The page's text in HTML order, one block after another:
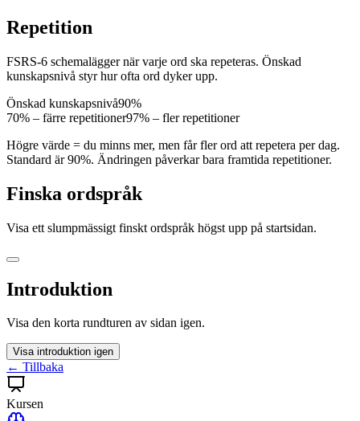
Repetition
FSRS-6 schemalägger när varje ord ska repeteras. Önskad
kunskapsnivå styr hur ofta ord dyker upp.
Önskad kunskapsnivå90%
70% – färre repetitioner97% – fler repetitioner
Högre värde = du minns mer, men får fler ord att repetera per dag.
Standard är 90%. Ändringen påverkar bara framtida repetitioner.
Finska ordspråk
Visa ett slumpmässigt finskt ordspråk högst upp på startsidan.
Introduktion
Visa den korta rundturen av sidan igen.
Visa introduktion igen
← Tillbaka
Kursen